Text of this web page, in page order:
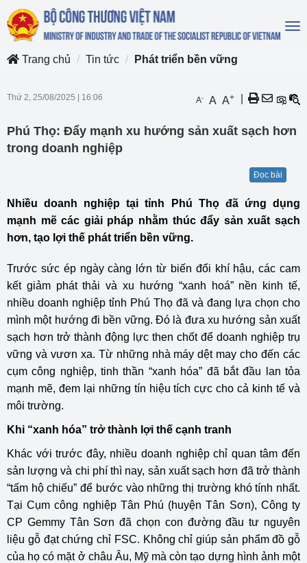
Trang chủ
Tin tức Phát triển bền vững
Thứ 2, 25/08/2025 16:06 A- A A+
Phú Thọ: Đẩy mạnh xu hướng sản xuất sạch hơn
trong doanh nghiệp
Đọc bài
Nhiều doanh nghiệp tại tỉnh Phú Thọ đã ứng dụng
mạnh mẽ các giải pháp nhằm thúc đẩy sản xuất sạch
hơn, tạo lợi thế phát triển bền vững.
Trước sức ép ngày càng lớn từ biến đổi khí hậu, các cam
kết giảm phát thải và xu hướng “xanh hoá” nền kinh tế,
nhiều doanh nghiệp tỉnh Phú Thọ đã và đang lựa chọn cho
mình một hướng đi bền vững. Đó là đưa xu hướng sản xuất
sạch hơn trở thành động lực then chốt để doanh nghiệp trụ
vững và vươn xa. Từ những nhà máy dệt may cho đến các
cụm công nghiệp, tinh thần “xanh hóa” đã bắt đầu lan tỏa
mạnh mẽ, đem lại những tín hiệu tích cực cho cả kinh tế và
môi trường.
Khi “xanh hóa” trở thành lợi thế cạnh tranh
Khác với trước đây, nhiều doanh nghiệp chỉ quan tâm đến
sản lượng và chi phí thì nay, sản xuất sạch hơn đã trở thành
“tấm hộ chiếu” để bước vào những thị trường khó tính nhất.
Tại Cụm công nghiệp Tân Phú (huyện Tân Sơn), Công ty
CP Gemmy Tân Sơn đã chọn con đường đầu tư nguyên
liệu gỗ đạt chứng chỉ FSC. Không chỉ giúp sản phẩm đồ gỗ
của họ có mặt ở châu Âu, Mỹ mà còn tạo dựng hình ảnh một